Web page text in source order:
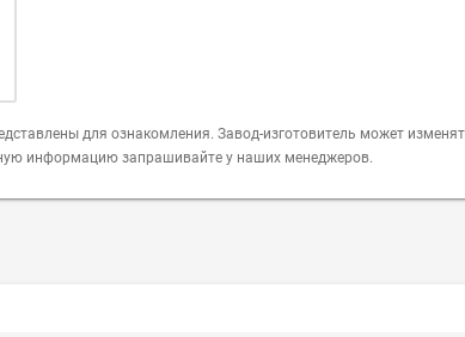
для ознакомления. Завод-изготовитель может
информацию запрашивайте у наших менеджеров.